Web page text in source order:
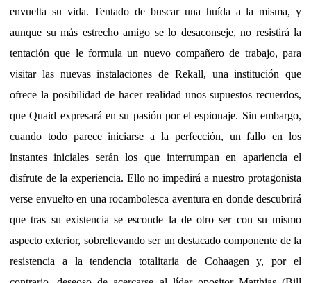
envuelta su vida. Tentado de buscar una huída a la misma, y
aunque su más estrecho amigo se lo desaconseje, no resistirá la
tentación que le formula un nuevo compañero de trabajo, para
visitar las nuevas instalaciones de Rekall, una institución que
ofrece la posibilidad de hacer realidad unos supuestos recuerdos,
que Quaid expresará en su pasión por el espionaje. Sin embargo,
cuando todo parece iniciarse a la perfección, un fallo en los
instantes iniciales serán los que interrumpan en apariencia el
disfrute de la experiencia. Ello no impedirá a nuestro protagonista
verse envuelto en una rocambolesca aventura en donde descubrirá
que tras su existencia se esconde la de otro ser con su mismo
aspecto exterior, sobrellevando ser un destacado componente de la
resistencia a la tendencia totalitaria de Cohaagen y, por el